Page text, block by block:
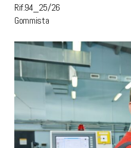
Rif.94_25/26
Gommista